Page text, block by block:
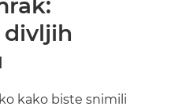
kako biste snimili